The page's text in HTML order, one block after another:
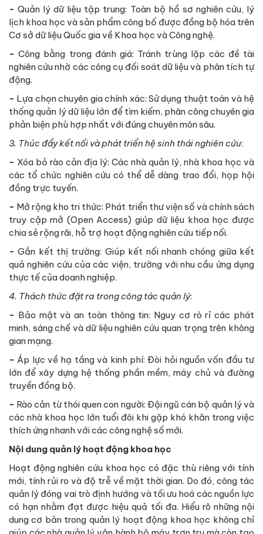
-Quản lý dữ liệu tập trung: Toàn bộ hồ sơ nghiên cứu, lý
lịch khoa học và sản phẩm công bố được đồng bộ hóa trên
Cơ sở dữ liệu Quốc gia về Khoa học và Công nghệ.
-Công bằng trong đánh giá: Tránh trùng lặp các đề tài
nghiên cứu nhờ các công cụ đối soát dữ liệu và phân tích tự
động.
- Lựa chọn chuyên gia chính xác: Sử dụng thuật toán và hệ
thống quản lý dữ liệu lớn để tìm kiếm, phân công chuyên gia
phản biện phù hợp nhất với đúng chuyên môn sâu.
3. Thúc đẩy kết nối và phát triển hệ sinh thái nghiên cứu:
- Xóa bỏ rào cản địa lý: Các nhà quản lý, nhà khoa học và
các tổ chức nghiên cứu có thể dễ dàng trao đổi, họp hội
đồng trực tuyến.
- Mở rộng kho tri thức: Phát triển thư viện số và chính sách
truy cập mở (Open Access) giúp dữ liệu khoa học được
chia sẻ rộng rãi, hỗ trợ hoạt động nghiên cứu tiếp nối.
-Gắn kết thị trường: Giúp kết nối nhanh chóng giữa kết
quả nghiên cứu của các viện, trường với nhu cầu ứng dụng
thực tế của doanh nghiệp.
4. Thách thức đặt ra trong công tác quản lý:
- Bảo mật và an toàn thông tin: Nguy cơ rò rỉ các phát
minh, sáng chế và dữ liệu nghiên cứu quan trọng trên không
gian mạng.
-Áp lực về hạ tầng và kinh phí: Đòi hỏi nguồn vốn đầu tư
lớn để xây dựng hệ thống phần mềm, máy chủ và đường
truyền đồng bộ.
- Rào cản từ thói quen con người: Đội ngũ cán bộ quản lý và
các nhà khoa học lớn tuổi đôi khi gặp khó khăn trong việc
thích ứng nhanh với các công nghệ số mới.
Nội dung quản lý hoạt động khoa học
Hoạt động nghiên cứu khoa học có đặc thù riêng với tính
mới, tính rủi ro và độ trễ về mặt thời gian. Do đó, công tác
quản lý đóng vai trò định hướng và tối ưu hoá các nguồn lực
có hạn nhằm đạt được hiệu quả tối đa. Hiểu rõ những nội
dung cơ bản trong quản lý hoạt động khoa học không chỉ